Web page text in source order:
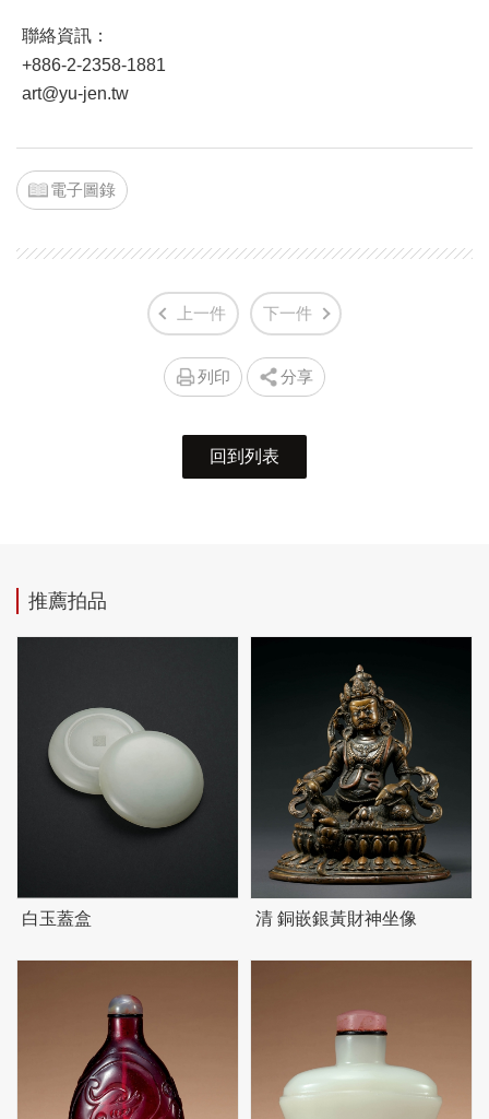
聯絡資訊：
+886-2-2358-1881
art@yu-jen.tw
電子圖錄
上一件 下一件
列印 分享
回到列表
推薦拍品
白玉蓋盒 清 銅嵌銀黃財神坐像